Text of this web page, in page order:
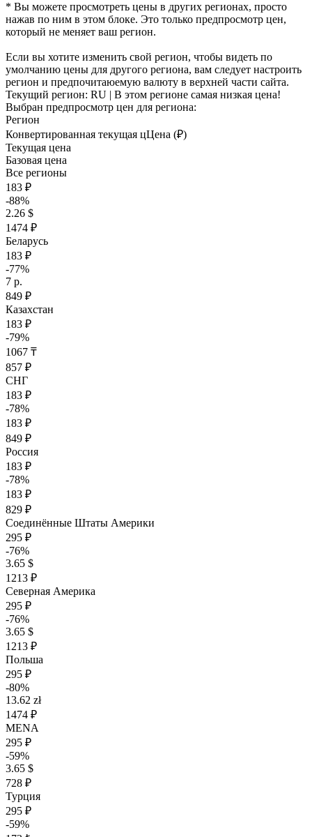
* Вы можете просмотреть цены в других регионах, просто
нажав по ним в этом блоке. Это только предпросмотр цен,
который не меняет ваш регион.
Если вы хотите изменить свой регион, чтобы видеть по
умолчанию цены для другого региона, вам следует настроить
регион и предпочитаюемую валюту в верхней части сайта.
Текущий регион: RU | В этом регионе самая низкая цена!
Выбран предпросмотр цен для региона:
Регион
Конвертированная текущая цЦена (₽)
Текущая цена
Базовая цена
Все регионы
183 ₽
-88%
2.26 $
1474 ₽
Беларусь
183 ₽
-77%
7 р.
849 ₽
Казахстан
183 ₽
-79%
1067 ₸
857 ₽
СНГ
183 ₽
-78%
183 ₽
849 ₽
Россия
183 ₽
-78%
183 ₽
829 ₽
Соединённые Штаты Америки
295 ₽
-76%
3.65 $
1213 ₽
Северная Америка
295 ₽
-76%
3.65 $
1213 ₽
Польша
295 ₽
-80%
13.62 zł
1474 ₽
MENA
295 ₽
-59%
3.65 $
728 ₽
Турция
295 ₽
-59%